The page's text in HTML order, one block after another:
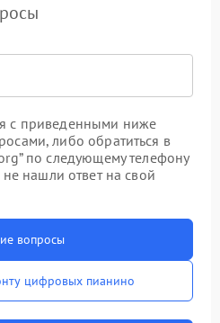
с приведенными ниже
либо обратиться в
по следующему телефону
не нашли ответ на свой
вопросы
цифровых пианино